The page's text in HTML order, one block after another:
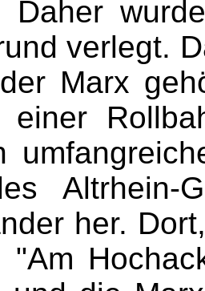
Daher
verlegt.
Marx
einer
Altrhein-
her.
"Am